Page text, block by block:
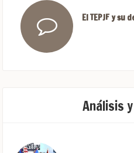
El TEPJF y
Análisis